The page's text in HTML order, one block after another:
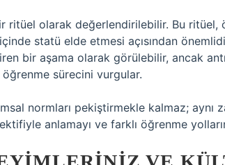
ritüel olarak değerlendirilebilir. Bu
statü elde etmesi açısından
bir aşama olarak görülebilir, ancak
sürecini vurgular.
normları pekiştirmekle kalmaz; aynı
anlamayı ve farklı öğrenme